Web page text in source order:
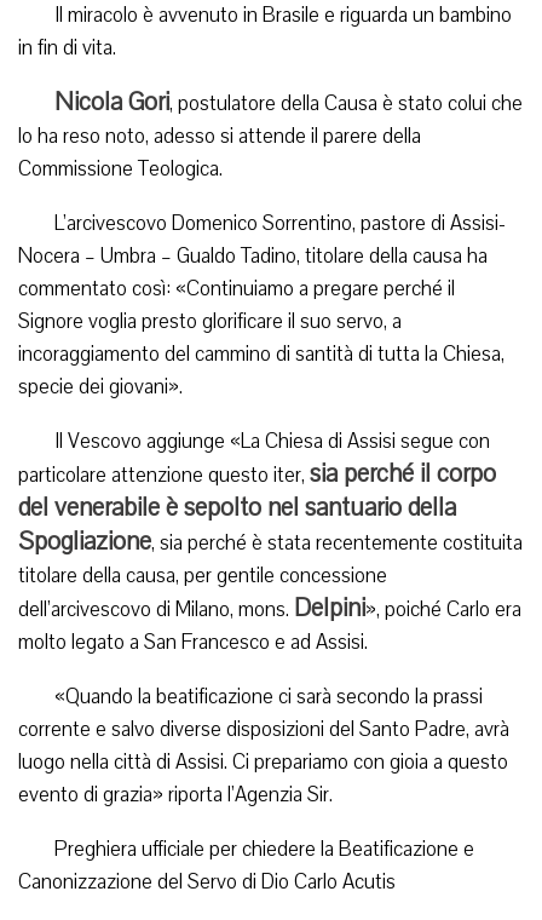
Il miracolo è avvenuto in Brasile e riguarda un bambino
in fin di vita.
Nicola Gori, postulatore della Causa è stato colui che
lo ha reso noto, adesso si attende il parere della
Commissione Teologica.
L’arcivescovo Domenico Sorrentino, pastore di Assisi-
Nocera – Umbra – Gualdo Tadino, titolare della causa ha
commentato così: «Continuiamo a pregare perché il
Signore voglia presto glorificare il suo servo, a
incoraggiamento del cammino di santità di tutta la Chiesa,
specie dei giovani».
Il Vescovo aggiunge «La Chiesa di Assisi segue con
particolare attenzione questo iter, sia perché il corpo
del venerabile è sepolto nel santuario della
Spogliazione, sia perché è stata recentemente costituita
titolare della causa, per gentile concessione
dell’arcivescovo di Milano, mons. Delpini», poiché Carlo era
molto legato a San Francesco e ad Assisi.
«Quando la beatificazione ci sarà secondo la prassi
corrente e salvo diverse disposizioni del Santo Padre, avrà
luogo nella città di Assisi. Ci prepariamo con gioia a questo
evento di grazia» riporta l’Agenzia Sir.
Preghiera ufficiale per chiedere la Beatificazione e
Canonizzazione del Servo di Dio Carlo Acutis